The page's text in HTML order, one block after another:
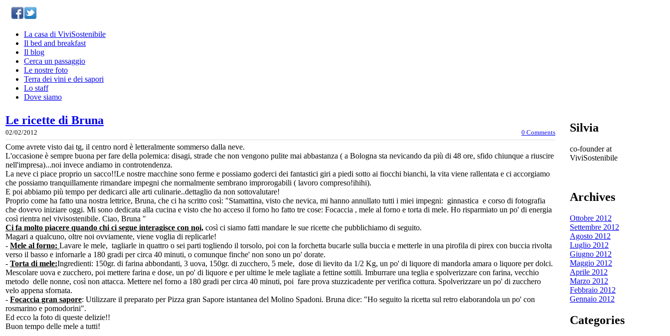
La casa di ViviSostenibile
Il bed and breakfast
Il blog
Cerca un passaggio
Le nostre foto
Terra dei vini e dei sapori
Lo staff
Dove siamo
Le ricette di Bruna
02/02/2012 0 Comments
Come avrete visto dai tg, il centro nord è letteralmente sommerso dalla neve.
L'occasione è sempre buona per fare della polemica: disagi, strade che non vengono pulite mai abbastanza ( a Bologna sta nevicando da più di 48 ore, sfido chiunque a riuscire
nell'impresa)...noi invece andiamo in controtendenza.
La neve ci piace proprio un sacco!!Le nostre macchine sono ferme e possiamo goderci dei fantastici giri a piedi sotto ai fiocchi bianchi, la vita viene rallentata e ci accorgiamo
che possiamo tranquillamente rimandare impegni che normalmente sembrano improrogabili ( lavoro compreso!ihihi).
E poi abbiamo più tempo per dedicarci alle arti culinarie..dettaglio da non sottovalutare!
Proprio come ha fatto una nostra lettrice, Bruna, che ci ha scritto così: "Stamattina, visto che nevica, mi hanno annullato tutti i miei impegni: ginnastica e corso di fotografia
che dovevo iniziare oggi. Mi sono dedicata alla cucina e visto che ho acceso il forno ho fatto tre cose: Focaccia , mele al forno e torta di mele. Ho risparmiato un po' di energia
così rientra nel vivisostenibile. Ciao, Bruna "
Ci fa molto piacere quando chi ci segue interagisce con noi, così ci siamo fatti mandare le sue ricette che pubblichiamo di seguito.
Magari a qualcuno, oltre noi ovviamente, viene voglia di replicarle!
- Mele al forno: Lavare le mele, tagliarle in quattro o sei parti togliendo il torsolo, poi con la forchetta bucarle sulla buccia e metterle in una pirofila di pirex con buccia rivolta
verso il basso e infornarle a 180 gradi per circa 40 minuti, o comunque finche' non sono un po' dorate.
- Torta di mele:Ingredienti: 150gr. di farina abbondanti, 3 uova, 150gr. di zucchero, 5 mele, dose di lievito da 1/2 Kg, un po' di liquore di mandorla amara o liquore per dolci.
Mescolare uova e zucchero, poi mettere farina e dose, un po' di liquore e per ultime le mele tagliate a fettine sottili. Imburrare una teglia e spolverizzare con farina, vecchio
metodo delle nonne, così non attacca. Mettere nel forno a 180 gradi per circa 40 minuti, poi fare prova stuzzicadente per verifica cottura. Spolverizzare un po' di zucchero
velo appena sfornata.
- Focaccia gran sapore: Utilizzare il preparato per Pizza gran Sapore istantanea del Molino Spadoni. Bruna dice: "Ho seguito la ricetta sul retro elaborandola un po' con
rosmarino e pomodorini".
Ed ecco la foto di queste delizie!!
Buon tempo delle mele a tutti!
Silvia
co-founder at
ViviSostenibile
Archives
Ottobre 2012
Settembre 2012
Agosto 2012
Luglio 2012
Giugno 2012
Maggio 2012
Aprile 2012
Marzo 2012
Febbraio 2012
Gennaio 2012
Categories